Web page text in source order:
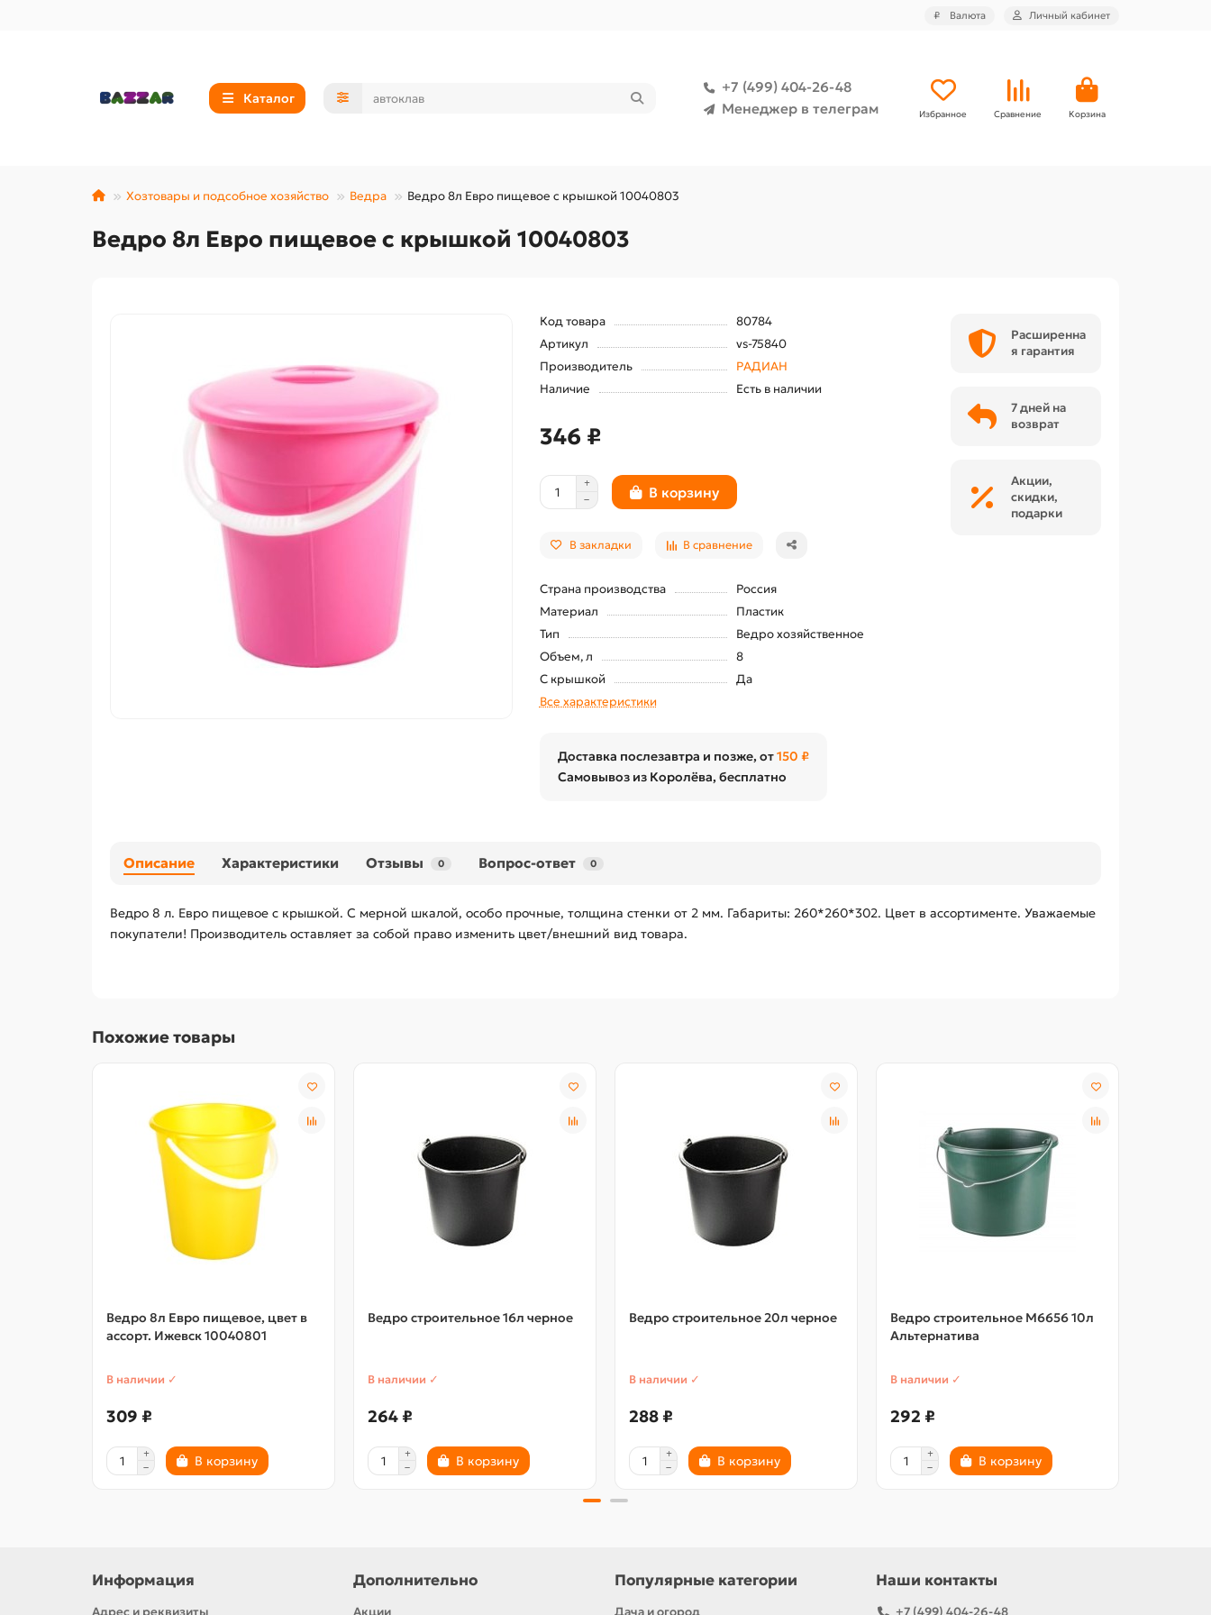
₽ Валюта Личный кабинет
Каталог
+7 (499) 404-26-48
Менеджер в телеграм
Избранное Сравнение Корзина
Хозтовары и подсобное хозяйство Ведра Ведро 8л Евро пищевое с крышкой 10040803
Ведро 8л Евро пищевое с крышкой 10040803
Код товара
80784
Артикул
vs-75840
Производитель
РАДИАН
Наличие
Есть в наличии
346 ₽
В корзину
В закладки В сравнение
Страна производства
Россия
Материал
Пластик
Тип
Ведро хозяйственное
Объем, л
8
С крышкой
Да
Все характеристики
Доставка послезавтра и позже, от150 ₽
Самовывоз из Королёва, бесплатно
Расширенна
я гарантия
7 дней на
возврат
Акции,
скидки,
подарки
Описание Характеристики Отзывы 0 Вопрос-ответ 0
Ведро 8 л. Евро пищевое с крышкой. С мерной шкалой, особо прочные, толщина стенки от 2 мм. Габариты: 260*260*302. Цвет в ассортименте. Уважаемые
покупатели! Производитель оставляет за собой право изменить цвет/внешний вид товара.
Похожие товары
Ведро 8л Евро пищевое, цвет в
ассорт. Ижевск 10040801
В наличии ✓
309 ₽
В корзину
Ведро строительное 16л черное
В наличии ✓
264 ₽
В корзину
Ведро строительное 20л черное
В наличии ✓
288 ₽
В корзину
Ведро строительное М6656 10л
Альтернатива
В наличии ✓
292 ₽
В корзину
Информация
Адрес и реквизиты
Дополнительно
Акции
Популярные категории
Дача и огород
Наши контакты
+7 (499) 404-26-48